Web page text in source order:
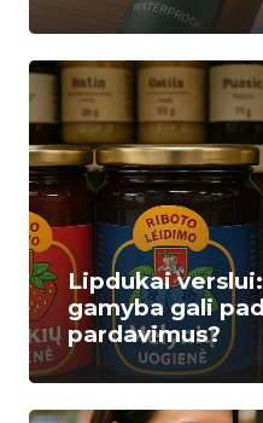
Lipdukai
gamyba gali
pardavimus?